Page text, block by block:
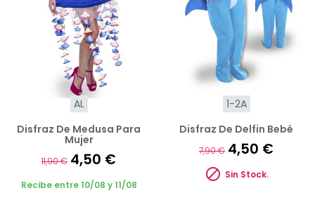
AL
Disfraz De Medusa Para
Mujer
11,90 € 4,50 €
Recibe entre 10/08 y 11/08
1-2A
Disfraz De Delfin Bebé
7,90 € 4,50 €
 Sin Stock.